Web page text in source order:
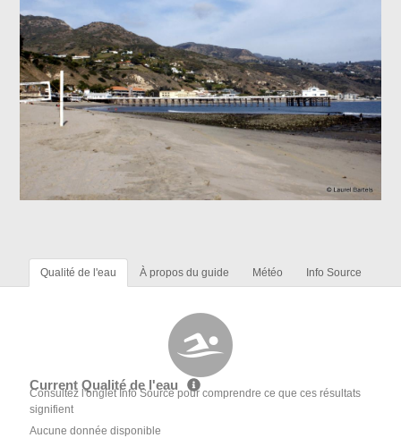
Qualité de l'eau À propos du guide Météo Info Source
Current Qualité de l'eau
Consultez l'onglet Info Source pour comprendre ce que ces résultats
signifient
Aucune donnée disponible